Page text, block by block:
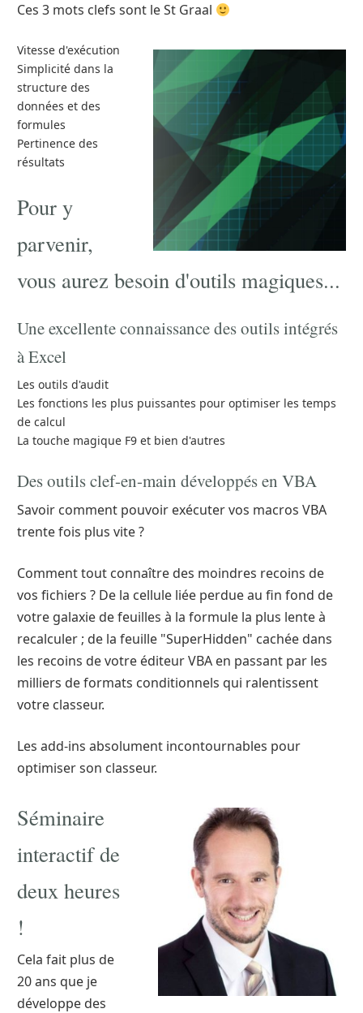
Ces 3 mots clefs sont le St Graal
Vitesse d'exécution
Simplicité dans la
structure des
données et des
formules
Pertinence des
résultats
Pour y
parvenir,
vous aurez besoin d'outils magiques...
Une excellente connaissance des outils intégrés
à Excel
Les outils d'audit
Les fonctions les plus puissantes pour optimiser les temps
de calcul
La touche magique F9 et bien d'autres
Des outils clef-en-main développés en VBA
Savoir comment pouvoir exécuter vos macros VBA
trente fois plus vite ?
Comment tout connaître des moindres recoins de
vos fichiers ? De la cellule liée perdue au fin fond de
votre galaxie de feuilles à la formule la plus lente à
recalculer ; de la feuille "SuperHidden" cachée dans
les recoins de votre éditeur VBA en passant par les
milliers de formats conditionnels qui ralentissent
votre classeur.
Les add-ins absolument incontournables pour
optimiser son classeur.
Séminaire
interactif de
deux heures
!
Cela fait plus de
20 ans que je
développe des